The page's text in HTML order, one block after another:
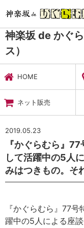
暮らし・娯楽
ニュース
神楽坂 de かぐ
ス）
HOME
ネット販売
2019.05.23
『かぐらむら』
して活躍中の5人
みはつきもの。そ
『かぐらむら』77
躍中の5人による座